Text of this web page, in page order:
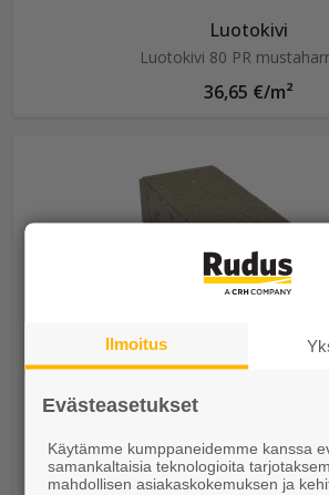
Luotokivi
Luotokivi 80 PR
36,65 €/m²
Kartanolankku
Kartanolankku 418x138x80
Ilmoitus
Evästeasetukset
Käytämme kumppaneidemme kanssa
samankaltaisia teknologioita
mahdollisen asiakaskokemuksen ja